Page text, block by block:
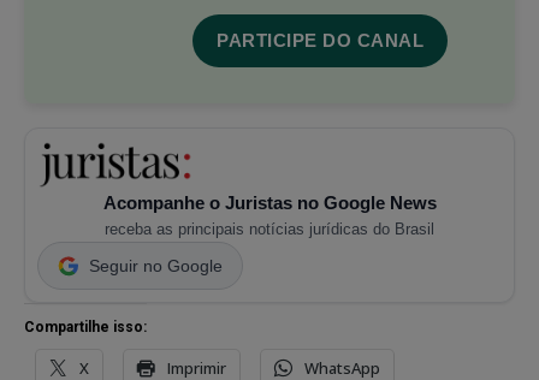
PARTICIPE DO CANAL
Acompanhe o Juristas no Google News
receba as principais notícias jurídicas do Brasil
Seguir no Google
Compartilhe isso:
X Imprimir WhatsApp